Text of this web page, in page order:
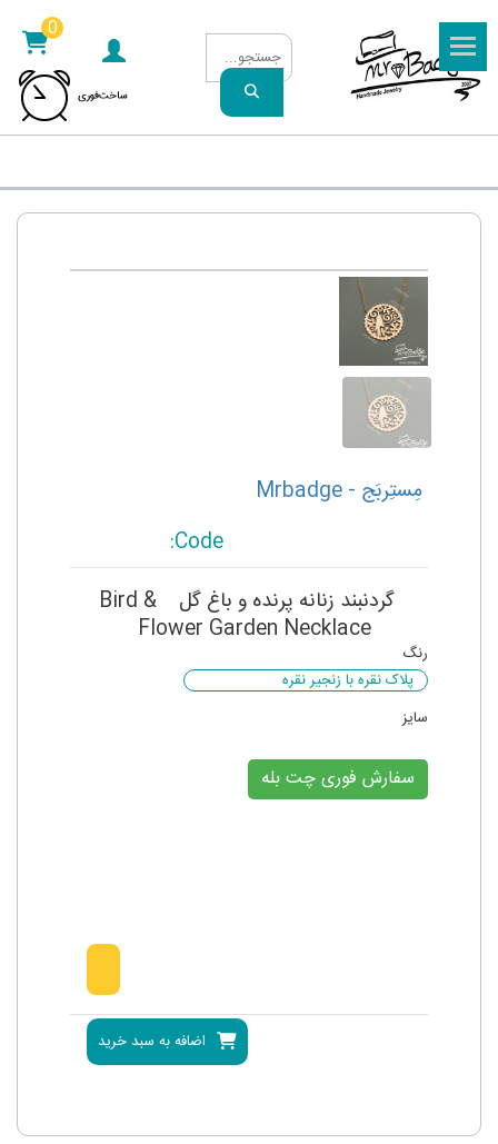
0
مِستِربَج - Mrbadge
Code:
گردنبند زنانه پرنده و باغ گل
Bird &
Flower Garden Necklace
رنگ
پلاک نقره با زنجیر نقره
سایز
سفارش فوری چت بله
اضافه به سبد خرید